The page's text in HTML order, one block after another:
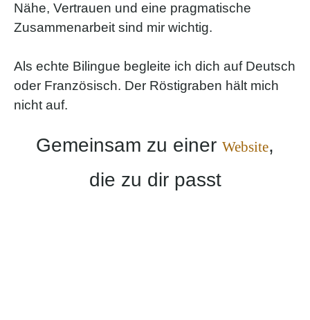
Nähe, Vertrauen und eine pragmatische
Zusammenarbeit sind mir wichtig.
Als echte Bilingue begleite ich dich auf Deutsch
oder Französisch. Der Röstigraben hält mich
nicht auf.
Gemeinsam zu einer Website,
die zu dir passt